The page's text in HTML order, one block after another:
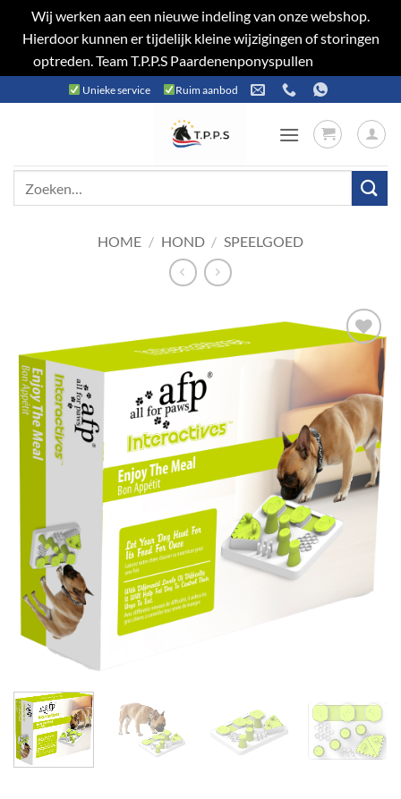
Wij werken aan een nieuwe indeling van onze webshop.
Hierdoor kunnen er tijdelijk kleine wijzigingen of storingen
optreden. Team T.P.P.S Paardenenponyspullen
naar
Unieke service Ruim aanbod
HOME / HOND / SPEELGOED